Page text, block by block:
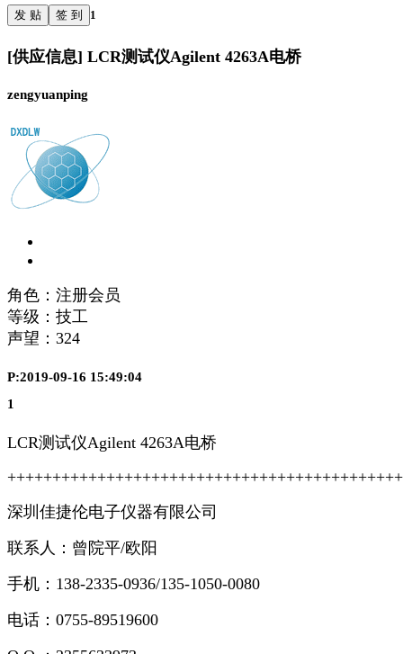
发 贴 签 到 1
[供应信息] LCR测试仪Agilent 4263A电桥
zengyuanping
角色：注册会员
等级：技工
声望： 324
P:2019-09-16 15:49:04
1
LCR测试仪Agilent 4263A电桥
深圳佳捷伦电子仪器有限公司
联系人：曾院平/欧阳
手机：138-2335-0936/135-1050-0080
电话：0755-89519600